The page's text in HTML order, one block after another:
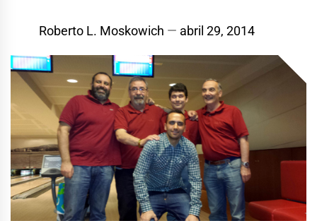
Roberto L. Moskowich abril 29, 2014